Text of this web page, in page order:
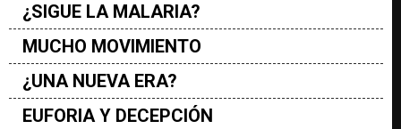
¿SIGUE LA MALARIA?
MUCHO MOVIMIENTO
¿UNA NUEVA ERA?
EUFORIA Y DECEPCIÓN